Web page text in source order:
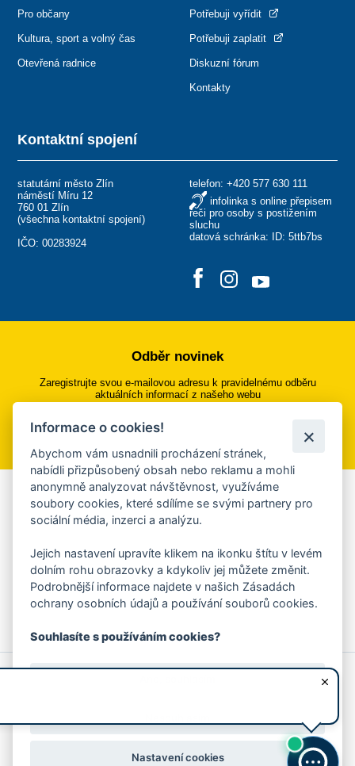
Kontaktní spojení
statutární město Zlín
náměstí Míru 12
760 01 Zlín
(všechna kontaktní spojení)
IČO: 00283924
telefon: +420 577 630 111
infolinka s online přepisem
řeči pro osoby s postižením
sluchu
datová schránka: ID: 5ttb7bs
Pro občany
Kultura, sport a volný čas
Otevřená radnice
Potřebuji vyřídit
Potřebuji zaplatit
Diskuzní fórum
Kontakty
Odběr novinek
Zaregistrujte svou e-mailovou adresu k pravidelnému odběru
aktuálních informací z našeho webu
Přihlásit se k odběru
Aplikace Mobilní rozhlas
Chcete dostávat do svého mobilu či mailu upozornění na
ankety, pozvánky na kulturní a sportovní akce?
Více informací o aplikaci
© 2026 Magistrát města Zlína
Prohlášení o používání cookies
Informace o cookies!
Abychom vám usnadnili procházení stránek,
nabídli přizpůsobený obsah nebo reklamu a mohli
anonymně analyzovat návštěvnost, využíváme
soubory cookies, které sdílíme se svými partnery pro
sociální média, inzerci a analýzu.
Jejich nastavení upravíte klikem na ikonku štítu v levém
dolním rohu obrazovky a kdykoliv jej můžete změnit.
Podrobnější informace najdete v našich Zásadách
ochrany osobních údajů a používání souborů cookies.
Souhlasíte s používáním cookies?
Nastavení cookies